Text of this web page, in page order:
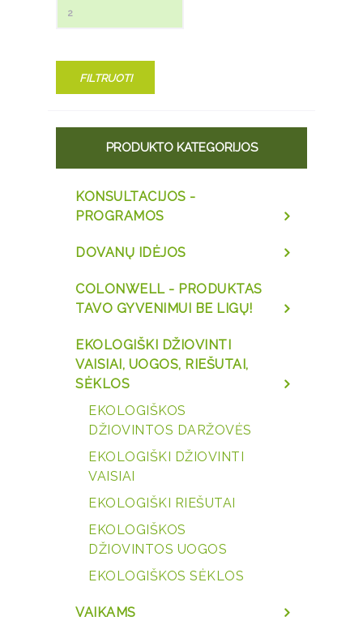
FILTRUOTI
PRODUKTO KATEGORIJOS
KONSULTACIJOS -
PROGRAMOS
DOVANŲ IDĖJOS
COLONWELL - PRODUKTAS
TAVO GYVENIMUI BE LIGŲ!
EKOLOGIŠKI DŽIOVINTI
VAISIAI, UOGOS, RIEŠUTAI,
SĖKLOS
EKOLOGIŠKOS
DŽIOVINTOS DARŽOVĖS
EKOLOGIŠKI DŽIOVINTI
VAISIAI
EKOLOGIŠKI RIEŠUTAI
EKOLOGIŠKOS
DŽIOVINTOS UOGOS
EKOLOGIŠKOS SĖKLOS
VAIKAMS